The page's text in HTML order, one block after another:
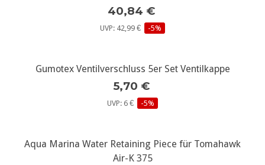
40,84 €
UVP: 42,99 € -5%
Gumotex Ventilverschluss 5er Set Ventilkappe
5,70 €
UVP: 6 € -5%
Aqua Marina Water Retaining Piece für Tomahawk
Air-K 375